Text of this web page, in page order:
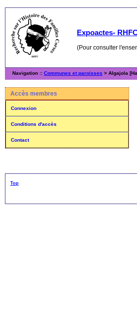
Expoactes-
(Pour consulter
Navigation :: Communes et paroisses > Algajola
Accès membres
Connexion
Conditions d'accès
Contact
Top